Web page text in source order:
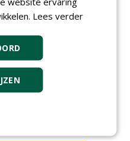
Lees verder